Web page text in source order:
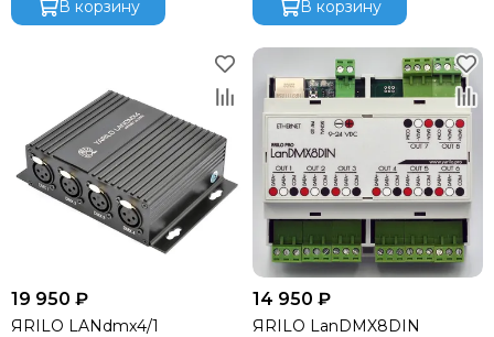
В корзину
В корзину
19 950 ₽
ЯRILO LANdmx4/1
14 950 ₽
ЯRILO LanDMX8DIN